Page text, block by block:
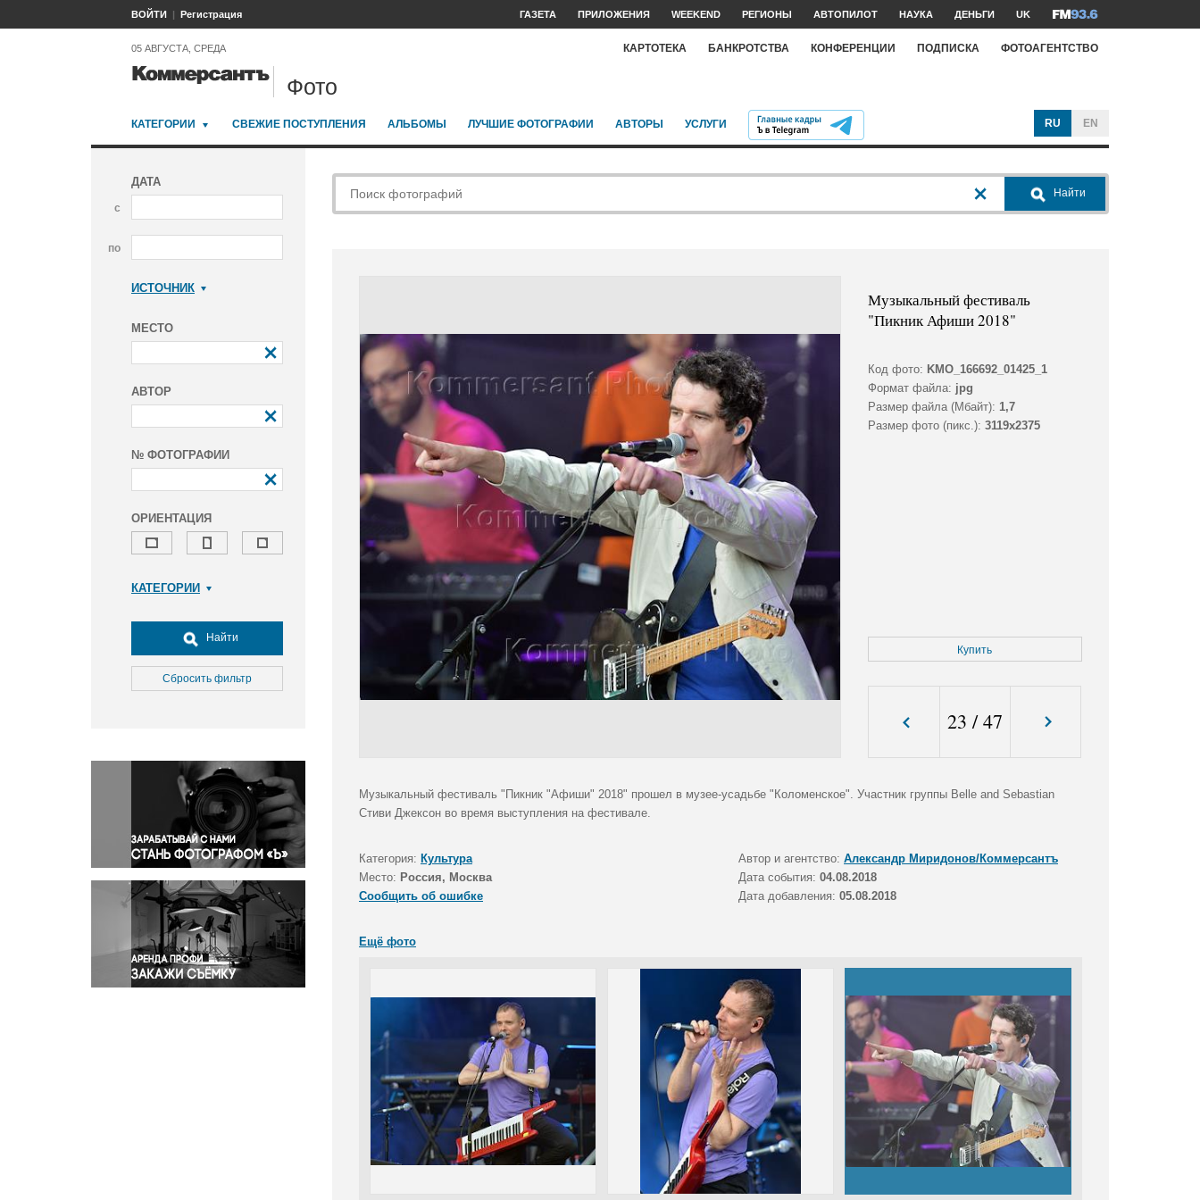
ВОЙТИ Регистрация ГАЗЕТА ПРИЛОЖЕНИЯ WEEKEND РЕГИОНЫ АВТОПИЛОТ НАУКА ДЕНЬГИ UK
05 АВГУСТА, СРЕДА КАРТОТЕКА БАНКРОТСТВА КОНФЕРЕНЦИИ ПОДПИСКА ФОТОАГЕНТСТВО
Фото
КАТЕГОРИИ СВЕЖИЕ ПОСТУПЛЕНИЯ АЛЬБОМЫ ЛУЧШИЕ ФОТОГРАФИИ АВТОРЫ УСЛУГИ RU EN
ДАТА
с
по
ИСТОЧНИК
МЕСТО
АВТОР
№ ФОТОГРАФИИ
ОРИЕНТАЦИЯ
КАТЕГОРИИ
Досуг, туризм и отдых
Культура
Медицина
Окружающая среда
Политика
Правосудие
Происшествия и конфликты
Религия
Светская жизнь
Спорт
Экология
Экономика и бизнес
Найти
Сбросить фильтр
Найти
Музыкальный фестиваль
"Пикник Афиши 2018"
Код фото: KMO_166692_01425_1
Формат файла: jpg
Размер файла (Мбайт): 1,7
Размер фото (пикс.): 3119x2375
Купить
23 /47
Музыкальный фестиваль "Пикник "Афиши" 2018" прошел в музее-усадьбе "Коломенское". Участник группы Belle and Sebastian
Стиви Джексон во время выступления на фестивале.
Категория: Культура Автор и агентство: Александр Миридонов/Коммерсантъ
Место: Россия, Москва Дата события: 04.08.2018
Сообщить об ошибке
Дата добавления: 05.08.2018
Ещё фото